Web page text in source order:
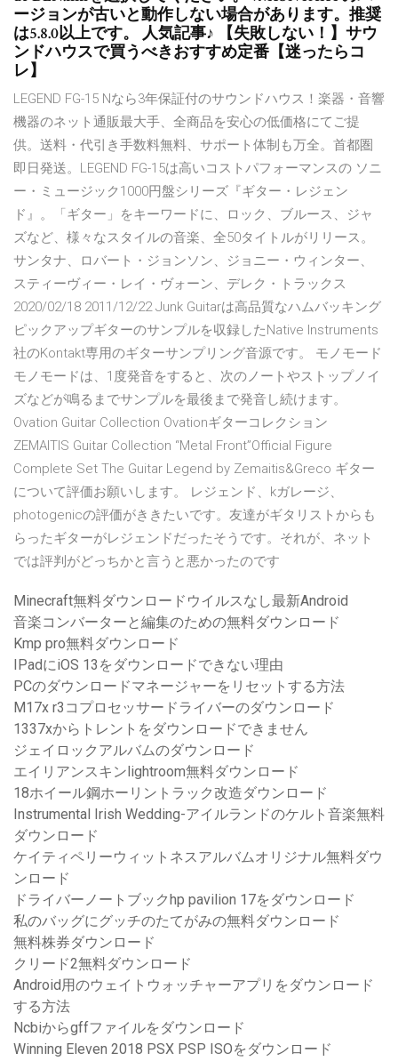
ージョンが古いと動作しない場合があります。推奨
は5.8.0以上です。 人気記事♪ 【失敗しない！】サウ
ンドハウスで買うべきおすすめ定番【迷ったらコ
レ】
LEGEND FG-15 Nなら3年保証付のサウンドハウス！楽器・音響
機器のネット通販最大手、全商品を安心の低価格にてご提
供。送料・代引き手数料無料、サポート体制も万全。首都圏
即日発送。LEGEND FG-15は高いコストパフォーマンスの ソニ
ー・ミュージック1000円盤シリーズ『ギター・レジェン
ド』。「ギター」をキーワードに、ロック、ブルース、ジャ
ズなど、様々なスタイルの音楽、全50タイトルがリリース。
サンタナ、ロバート・ジョンソン、ジョニー・ウィンター、
スティーヴィー・レイ・ヴォーン、デレク・トラックス
2020/02/18 2011/12/22 Junk Guitarは高品質なハムバッキング
ピックアップギターのサンプルを収録したNative Instruments
社のKontakt専用のギターサンプリング音源です。 モノモード
モノモードは、1度発音をすると、次のノートやストップノイ
ズなどが鳴るまでサンプルを最後まで発音し続けます。
Ovation Guitar Collection Ovationギターコレクション
ZEMAITIS Guitar Collection “Metal Front”Official Figure
Complete Set The Guitar Legend by Zemaitis&Greco ギター
について評価お願いします。 レジェンド、kガレージ、
photogenicの評価がききたいです。友達がギタリストからも
らったギターがレジェンドだったそうです。それが、ネット
では評判がどっちかと言うと悪かったのです
Minecraft無料ダウンロードウイルスなし最新Android
音楽コンバーターと編集のための無料ダウンロード
Kmp pro無料ダウンロード
IPadにiOS 13をダウンロードできない理由
PCのダウンロードマネージャーをリセットする方法
M17x r3コプロセッサードライバーのダウンロード
1337xからトレントをダウンロードできません
ジェイロックアルバムのダウンロード
エイリアンスキンlightroom無料ダウンロード
18ホイール鋼ホーリントラック改造ダウンロード
Instrumental Irish Wedding-アイルランドのケルト音楽無料
ダウンロード
ケイティペリーウィットネスアルバムオリジナル無料ダウ
ンロード
ドライバーノートブックhp pavilion 17をダウンロード
私のバッグにグッチのたてがみの無料ダウンロード
無料株券ダウンロード
クリード2無料ダウンロード
Android用のウェイトウォッチャーアプリをダウンロード
する方法
Ncbiからgffファイルをダウンロード
Winning Eleven 2018 PSX PSP ISOをダウンロード